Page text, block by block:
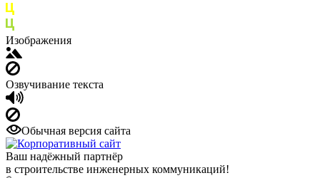
Изображения
Озвучивание текста
Обычная версия сайта
Ваш надёжный партнёр
в строительстве инженерных коммуникаций!